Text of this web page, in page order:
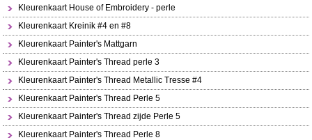
Kleurenkaart House of Embroidery - perle
Kleurenkaart Kreinik #4 en #8
Kleurenkaart Painter's Mattgarn
Kleurenkaart Painter's Thread perle 3
Kleurenkaart Painter's Thread Metallic Tresse #4
Kleurenkaart Painter's Thread Perle 5
Kleurenkaart Painter's Thread zijde Perle 5
Kleurenkaart Painter's Thread Perle 8